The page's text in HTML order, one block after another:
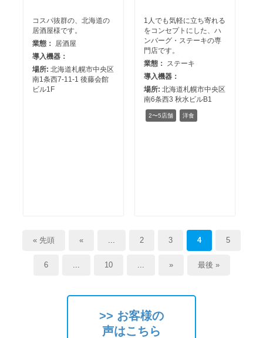
コスパ抜群の、北海道の
居酒屋様です。
業態：
居酒屋
導入機器：
場所: 北海道札幌市中央区
南1条西7-11-1 後藤会館
ビル1F
1人でも気軽に立ち寄れる
をコンセプトにした、ハ
ンバーグ・ステーキの専
門店です。
業態：
ステーキ
導入機器：
場所: 北海道札幌市中央区
南6条西3 秋水ビルB1
2〜5店舗 洋食
« 先頭 « 2 3 4 5
6 10 » 最後 »
>> お客様の
声はこちら